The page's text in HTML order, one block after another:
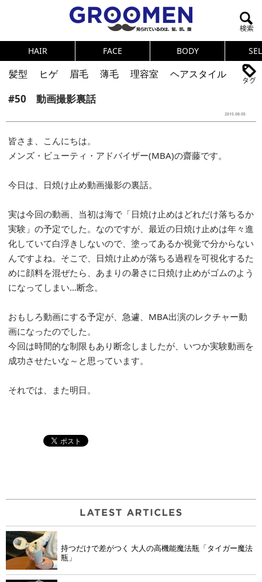
HAIR FACE BODY
髪型 ヒゲ 眉毛 薄毛 理容室
ヘアスタイル
ヘアカタログ
体臭
メンズコスメ
NEWS PICK UP 筋肉
女の本音
テストステロン
海外セレブ 眉毛
メタボ
ダイエット
理容室
#50 動画撮影裏話
2015.08.05
皆さま、こんにちは。
メンズ・ビューティ・アドバイザー(MBA)の齋藤です。
今日は、日焼け止め動画撮影の裏話。
実は今回の動画、当初は海で「日焼け止めはどれだけ落ちるか
実験」の予定でした。なのですが、最近の日焼け止めは年々進
化していて白浮きしないので、塗ってあるか視覚で分からない
んですよね。そこで、日焼け止めが落ちる過程を可視化するた
めに顔料を混ぜたら、あまりの暑さに日焼け止めがゴムのよう
になってしまい…断念。
おもしろ動画にする予定が、急遽、MBA出演のレクチャー動
画になったのでした。
今回は時間的な制限もあり断念しましたが、いつか実験動画を
成功させたいな～と思っています。
それでは、また明日。
持つだけで差がつく 大人の高機能魔法瓶「タイガー魔法
瓶」